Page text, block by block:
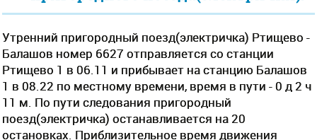
Утренний пригородный поезд(электричка) Ртищево -
Балашов номер 6627 отправляется со станции
Ртищево 1 в 06.11 и прибывает на станцию Балашов
1 в 08.22 по местному времени, время в пути - 0 д 2 ч
11 м. По пути следования пригородный
поезд(электричка) останавливается на 20
остановках. Приблизительное время движения